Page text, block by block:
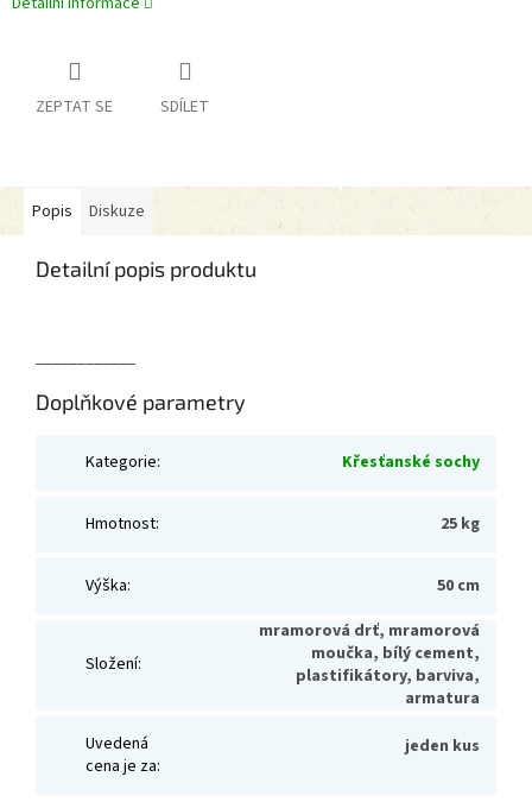
ZEPTAT SE SDÍLET
Popis Diskuze
Detailní popis produktu
____________
Doplňkové parametry
Kategorie: Křesťanské sochy
Hmotnost: 25 kg
Výška: 50 cm
Složení:
mramorová drť, mramorová
moučka, bílý cement,
plastifikátory, barviva,
armatura
Uvedená
cena je za:
jeden kus